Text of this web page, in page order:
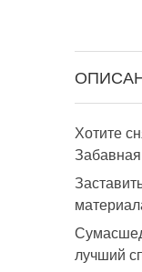
Хотите
лучший